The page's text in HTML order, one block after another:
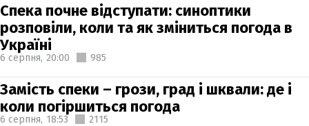
Спека почне відступати: синоптики
розповіли, коли та як зміниться погода в
Україні
6 серпня, 20:00 985
Замість спеки – грози, град і шквали: де і
коли погіршиться погода
6 серпня, 18:53 2115